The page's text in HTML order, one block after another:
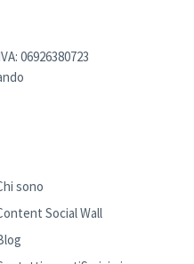
06926380723
sono
Social Wall